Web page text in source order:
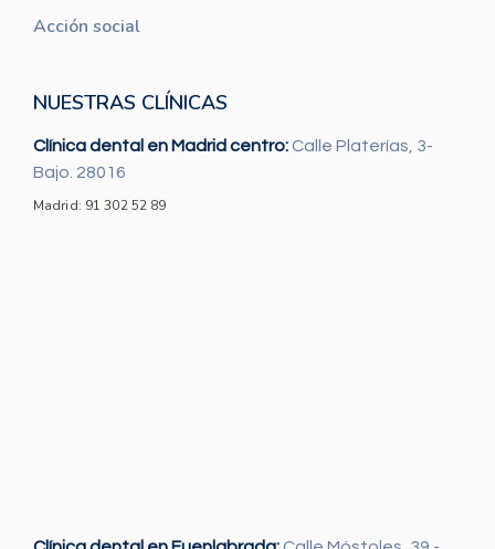
Acción social
NUESTRAS CLÍNICAS
Clínica dental en Madrid centro: Calle Platerías, 3-
Bajo. 28016
Madrid: 91 302 52 89